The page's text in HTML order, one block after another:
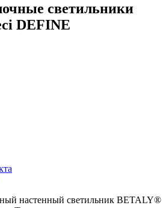
светильники
DEFINE
настенный светильник BETALY®